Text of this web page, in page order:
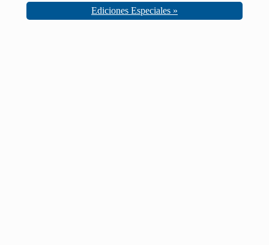
Ediciones Especiales »